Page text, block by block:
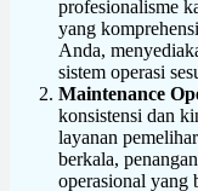
profesionalisme
yang
Anda,
sistem operasi
Maintenance
konsistensi dan
layanan
berkala,
operasional yang